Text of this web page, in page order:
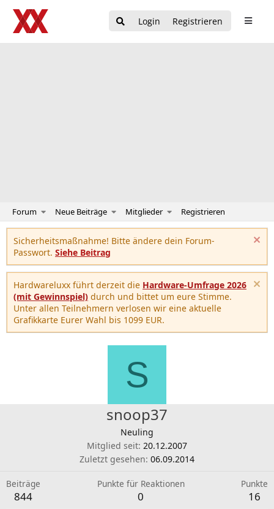
Login Registrieren
Forum Neue Beiträge Mitglieder Registrieren
Sicherheitsmaßnahme! Bitte ändere dein Forum-
Passwort. Siehe Beitrag
Hardwareluxx führt derzeit die Hardware-Umfrage 2026
(mit Gewinnspiel) durch und bittet um eure Stimme.
Unter allen Teilnehmern verlosen wir eine aktuelle
Grafikkarte Eurer Wahl bis 1099 EUR.
S
snoop37
Neuling
Mitglied seit 20.12.2007
Zuletzt gesehen 06.09.2014
Beiträge
844
Punkte für Reaktionen
0
Punkte
16